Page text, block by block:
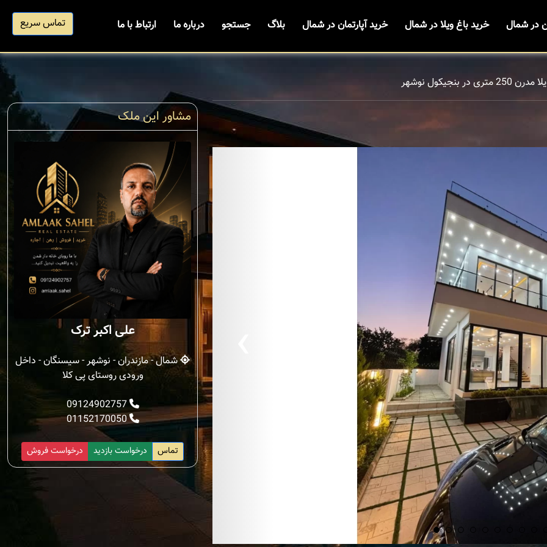
در شمال خرید باغ ویلا در شمال خرید آپارتمان در شمال بلاگ جستجو درباره ما ارتباط با ما تماس سریع
در بنجیکول نوشهر
مشاور این ملک
علی اکبر ترک
شمال - مازندران - نوشهر - سیسنگان - داخل
ورودی روستای پی کلا
09124902757
01152170050
درخواست فروش درخواست بازدید تماس